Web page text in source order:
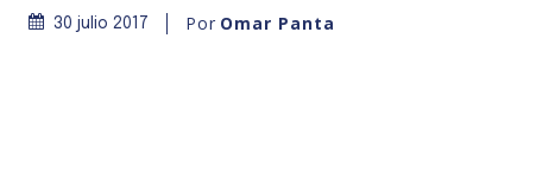
30 julio 2017 Por Omar Panta